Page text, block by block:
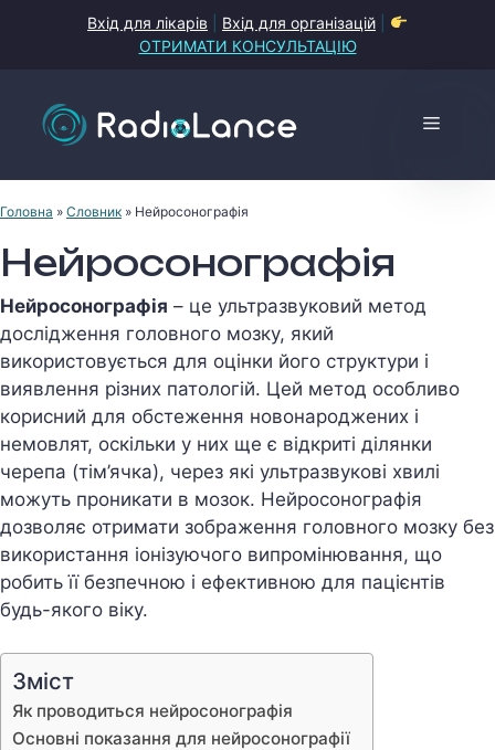
Вхід для лікарів Вхід для організацій
ОТРИМАТИ КОНСУЛЬТАЦІЮ
Меню
Головна » Словник » Нейросонографія
Нейросонографія
Нейросонографія – це ультразвуковий метод
дослідження головного мозку, який
використовується для оцінки його структури і
виявлення різних патологій. Цей метод особливо
корисний для обстеження новонароджених і
немовлят, оскільки у них ще є відкриті ділянки
черепа (тім’ячка), через які ультразвукові хвилі
можуть проникати в мозок. Нейросонографія
дозволяє отримати зображення головного мозку без
використання іонізуючого випромінювання, що
робить її безпечною і ефективною для пацієнтів
будь-якого віку.
Зміст
Як проводиться нейросонографія
Основні показання для нейросонографії